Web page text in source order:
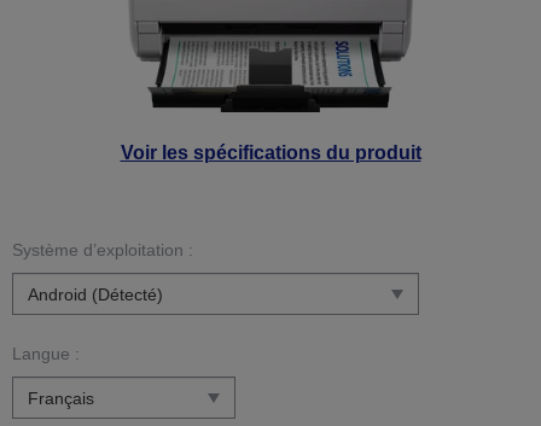
Voir les spécifications du produit
Système d’exploitation :
Langue :